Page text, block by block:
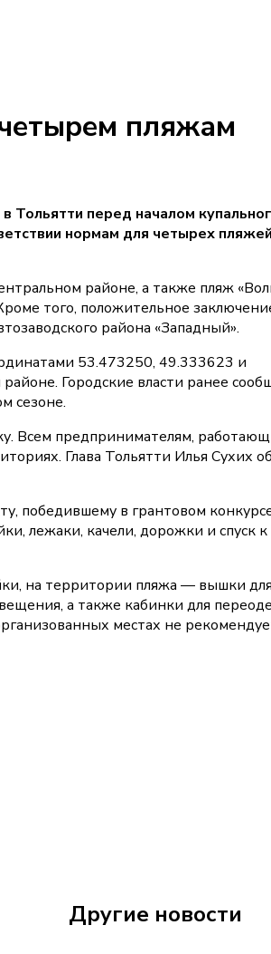
пляжам
Тольятти перед началом
нормам для четырех
районе, а также пляж
того, положительное
района «Западный».
53.473250, 49.333623 и
Городские власти ранее
сезоне.
Всем предпринимателям,
Глава Тольятти Илья Сухих
победившему в грантовом
лежаки, качели, дорожки и спуск
на территории пляжа — вышки для
а также кабинки для
местах не
Другие новости
В Самарской